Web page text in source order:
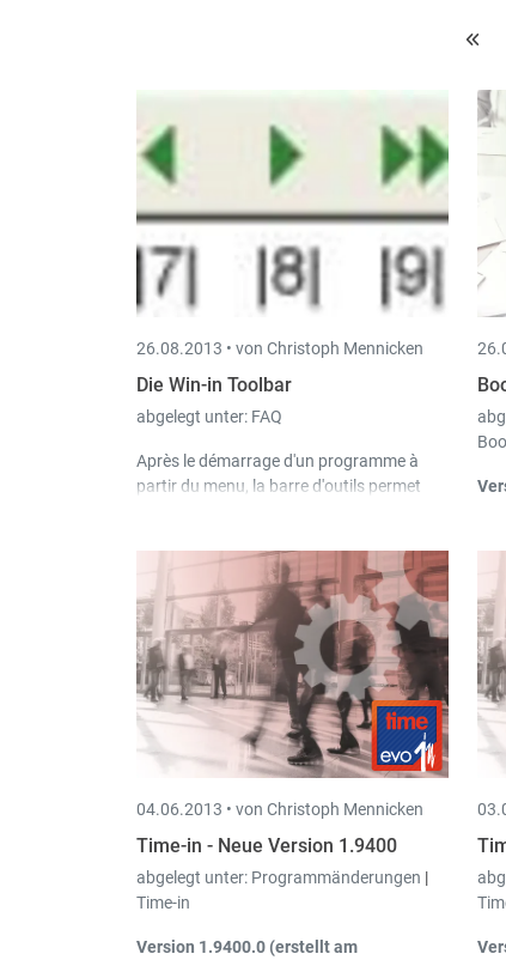
26.08.2013 • von Christoph Mennicken
Die Win-in Toolbar
abgelegt unter: FAQ
Après le démarrage d'un programme à
partir du menu, la barre d'outils permet
04.06.2013 • von Christoph Mennicken
Time-in - Neue Version 1.9400
abgelegt unter: Programmänderungen |
Time-in
Version 1.9400.0 (erstellt am